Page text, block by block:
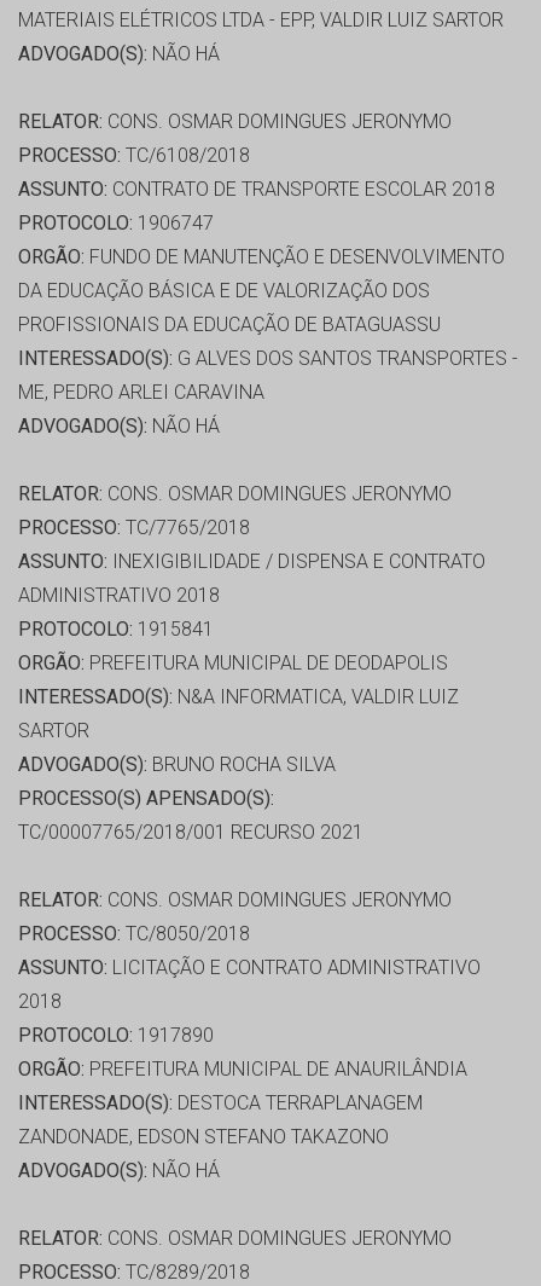
MATERIAIS ELÉTRICOS LTDA - EPP, VALDIR LUIZ SARTOR
ADVOGADO(S): NÃO HÁ
RELATOR: CONS. OSMAR DOMINGUES JERONYMO
PROCESSO: TC/6108/2018
ASSUNTO: CONTRATO DE TRANSPORTE ESCOLAR 2018
PROTOCOLO: 1906747
ORGÃO: FUNDO DE MANUTENÇÃO E DESENVOLVIMENTO
DA EDUCAÇÃO BÁSICA E DE VALORIZAÇÃO DOS
PROFISSIONAIS DA EDUCAÇÃO DE BATAGUASSU
INTERESSADO(S): G ALVES DOS SANTOS TRANSPORTES -
ME, PEDRO ARLEI CARAVINA
ADVOGADO(S): NÃO HÁ
RELATOR: CONS. OSMAR DOMINGUES JERONYMO
PROCESSO: TC/7765/2018
ASSUNTO: INEXIGIBILIDADE / DISPENSA E CONTRATO
ADMINISTRATIVO 2018
PROTOCOLO: 1915841
ORGÃO: PREFEITURA MUNICIPAL DE DEODAPOLIS
INTERESSADO(S): N&A INFORMATICA, VALDIR LUIZ
SARTOR
ADVOGADO(S): BRUNO ROCHA SILVA
PROCESSO(S) APENSADO(S):
TC/00007765/2018/001 RECURSO 2021
RELATOR: CONS. OSMAR DOMINGUES JERONYMO
PROCESSO: TC/8050/2018
ASSUNTO: LICITAÇÃO E CONTRATO ADMINISTRATIVO
2018
PROTOCOLO: 1917890
ORGÃO: PREFEITURA MUNICIPAL DE ANAURILÂNDIA
INTERESSADO(S): DESTOCA TERRAPLANAGEM
ZANDONADE, EDSON STEFANO TAKAZONO
ADVOGADO(S): NÃO HÁ
RELATOR: CONS. OSMAR DOMINGUES JERONYMO
PROCESSO: TC/8289/2018